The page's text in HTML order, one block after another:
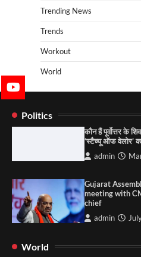
Trending News
Trends
Workout
World
Politics
कौन हैं पूर्वोत्तर के
‘स्टैच्यू ऑफ वेलोर’
admin
Gujarat
meeting with
chief
admin
World